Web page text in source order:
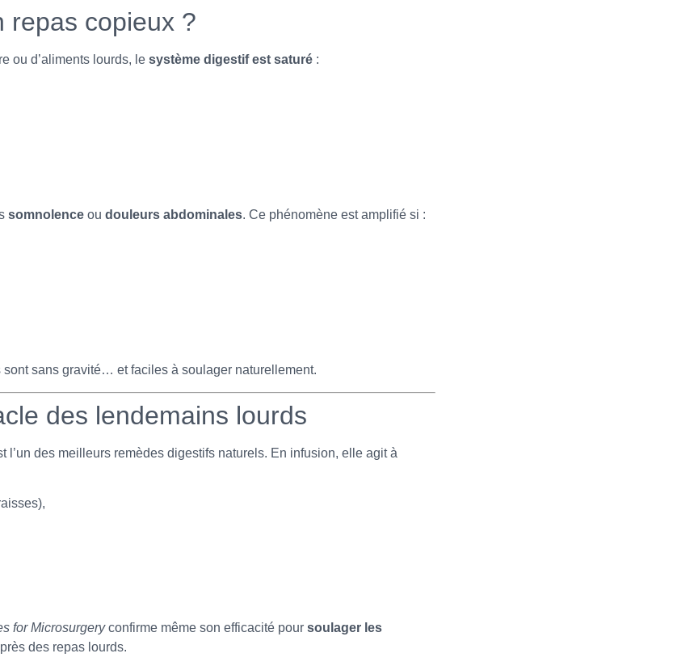
repas copieux ?
ou d’aliments lourds, le système digestif est saturé :
somnolence ou douleurs abdominales. Ce phénomène est amplifié si :
sans gravité… et faciles à soulager naturellement.
des lendemains lourds
l’un des meilleurs remèdes digestifs naturels. En infusion, elle agit à
for Microsurgeryconfirme même son efficacité pour soulager les
des repas lourds.